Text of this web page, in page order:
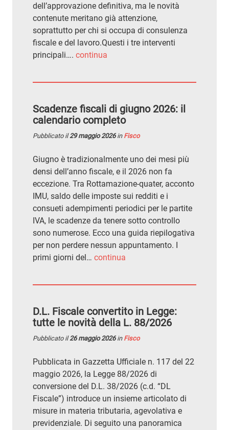
dell’approvazione definitiva, ma le novità
contenute meritano già attenzione,
soprattutto per chi si occupa di consulenza
fiscale e del lavoro.Questi i tre interventi
principali…. continua
Scadenze fiscali di giugno 2026: il
calendario completo
Pubblicato il29 maggio 2026in Fisco
Giugno è tradizionalmente uno dei mesi più
densi dell’anno fiscale, e il 2026 non fa
eccezione. Tra Rottamazione-quater, acconto
IMU, saldo delle imposte sui redditi e i
consueti adempimenti periodici per le partite
IVA, le scadenze da tenere sotto controllo
sono numerose. Ecco una guida riepilogativa
per non perdere nessun appuntamento. I
primi giorni del… continua
D.L. Fiscale convertito in Legge:
tutte le novità della L. 88/2026
Pubblicato il26 maggio 2026in Fisco
Pubblicata in Gazzetta Ufficiale n. 117 del 22
maggio 2026, la Legge 88/2026 di
conversione del D.L. 38/2026 (c.d. “DL
Fiscale”) introduce un insieme articolato di
misure in materia tributaria, agevolativa e
previdenziale. Di seguito una panoramica